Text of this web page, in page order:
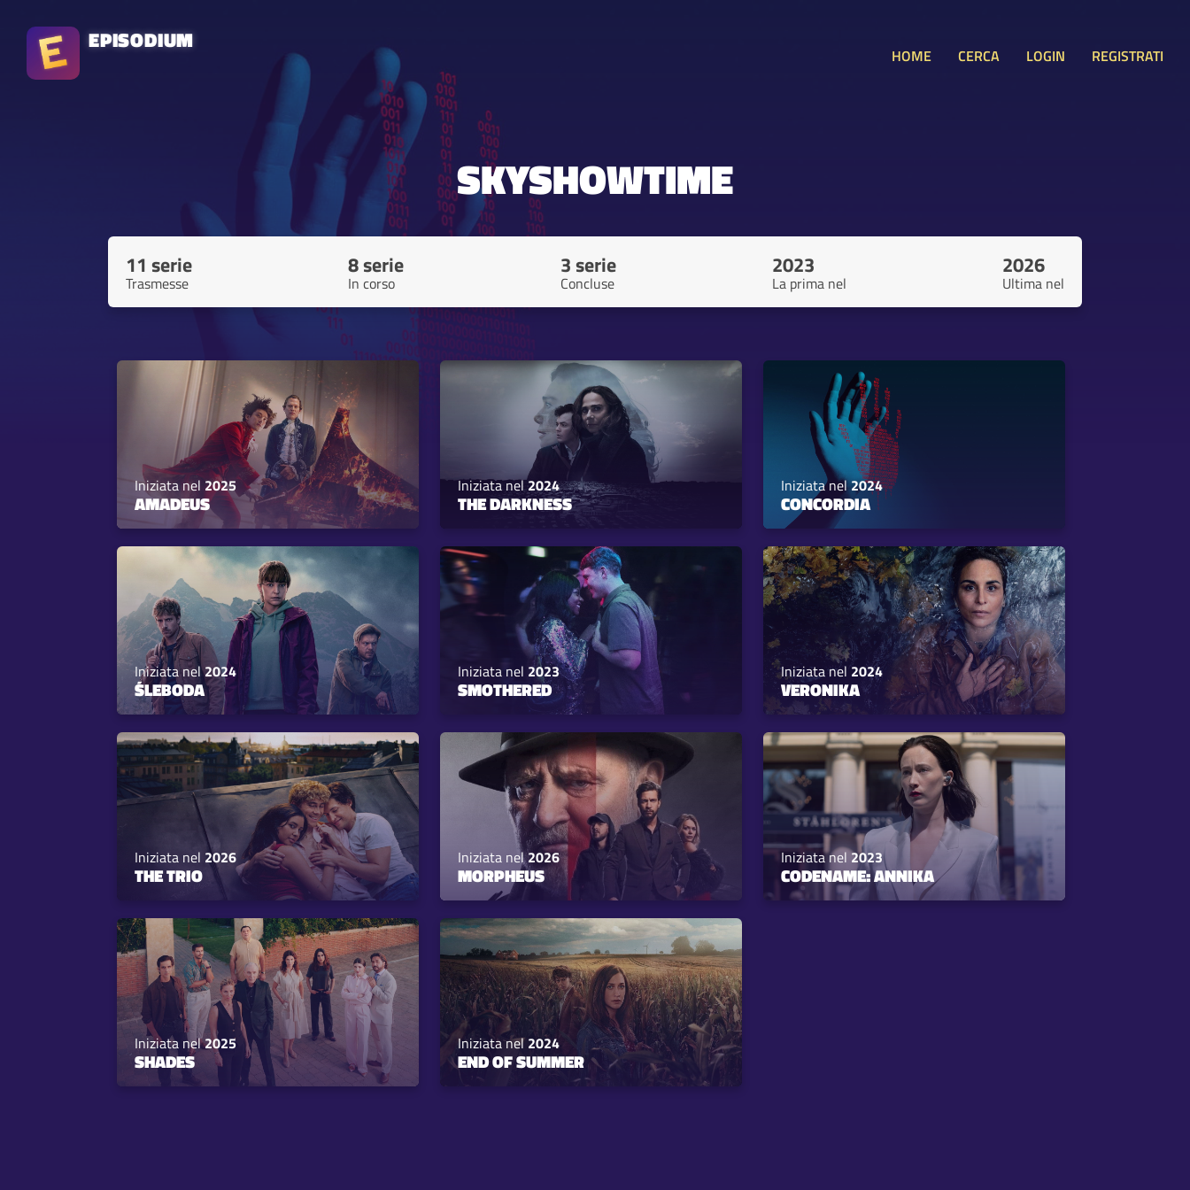
EPISODIUM
HOME CERCA LOGIN REGISTRATI
SKYSHOWTIME
11 serie
Trasmesse
8 serie
In corso
3 serie
Concluse
2023
La prima nel
2026
Ultima nel
Iniziata nel 2025
AMADEUS
Iniziata nel2024
THE DARKNESS
Iniziata nel2024
CONCORDIA
Iniziata nel2024
ŚLEBODA
Iniziata nel 2023
SMOTHERED
Iniziata nel 2024
VERONIKA
Iniziata nel 2026
THE TRIO
Iniziata nel2026
MORPHEUS
Iniziata nel2023
CODENAME: ANNIKA
Iniziata nel2025
SHADES
Iniziata nel2024
END OF SUMMER